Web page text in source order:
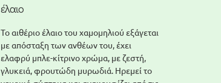
έλαιο
Το αιθέριο έλαιο του χαμομηλιού εξάγεται
με απόσταξη των ανθέων του, έχει
ελαφρύ μπλε-κίτρινο χρώμα, με ζεστή,
γλυκειά, φρουτώδη μυρωδιά. Ηρεμεί το